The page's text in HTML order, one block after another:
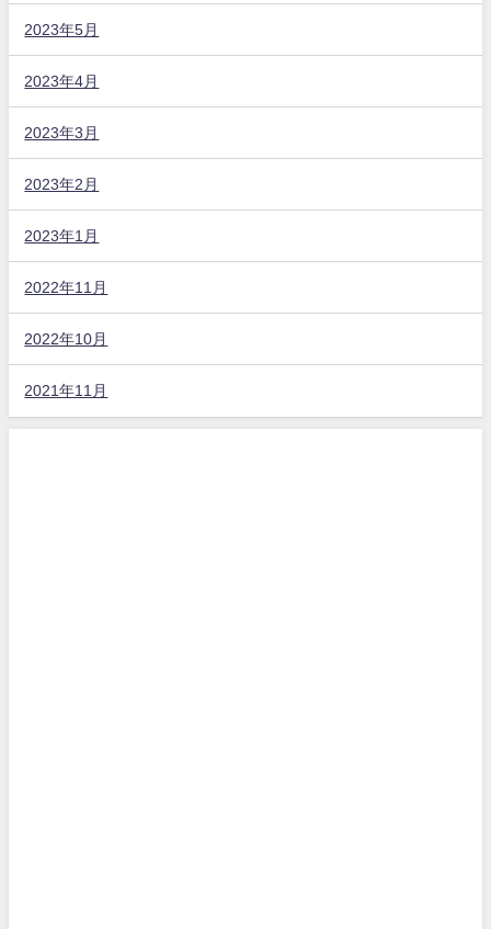
2023年5月
2023年4月
2023年3月
2023年2月
2023年1月
2022年11月
2022年10月
2021年11月